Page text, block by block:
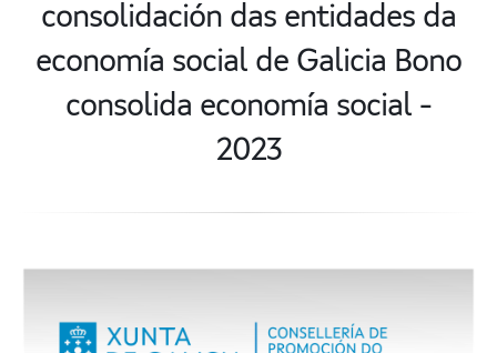
consolidación das entidades da
economía social de Galicia Bono
consolida economía social -
2023